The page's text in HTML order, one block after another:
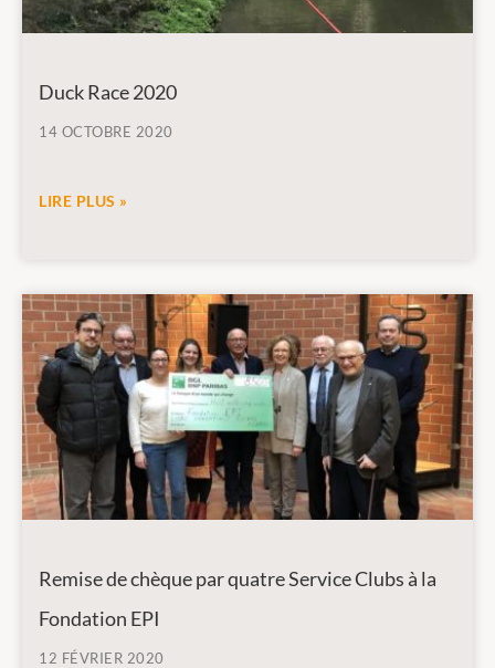
Duck Race 2020
14 OCTOBRE 2020
LIRE PLUS »
Remise de chèque par quatre Service Clubs à la
Fondation EPI
12 FÉVRIER 2020